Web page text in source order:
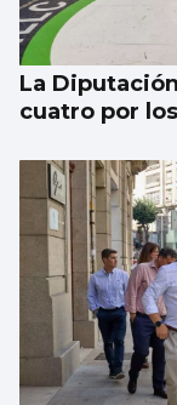
La
cuatro por